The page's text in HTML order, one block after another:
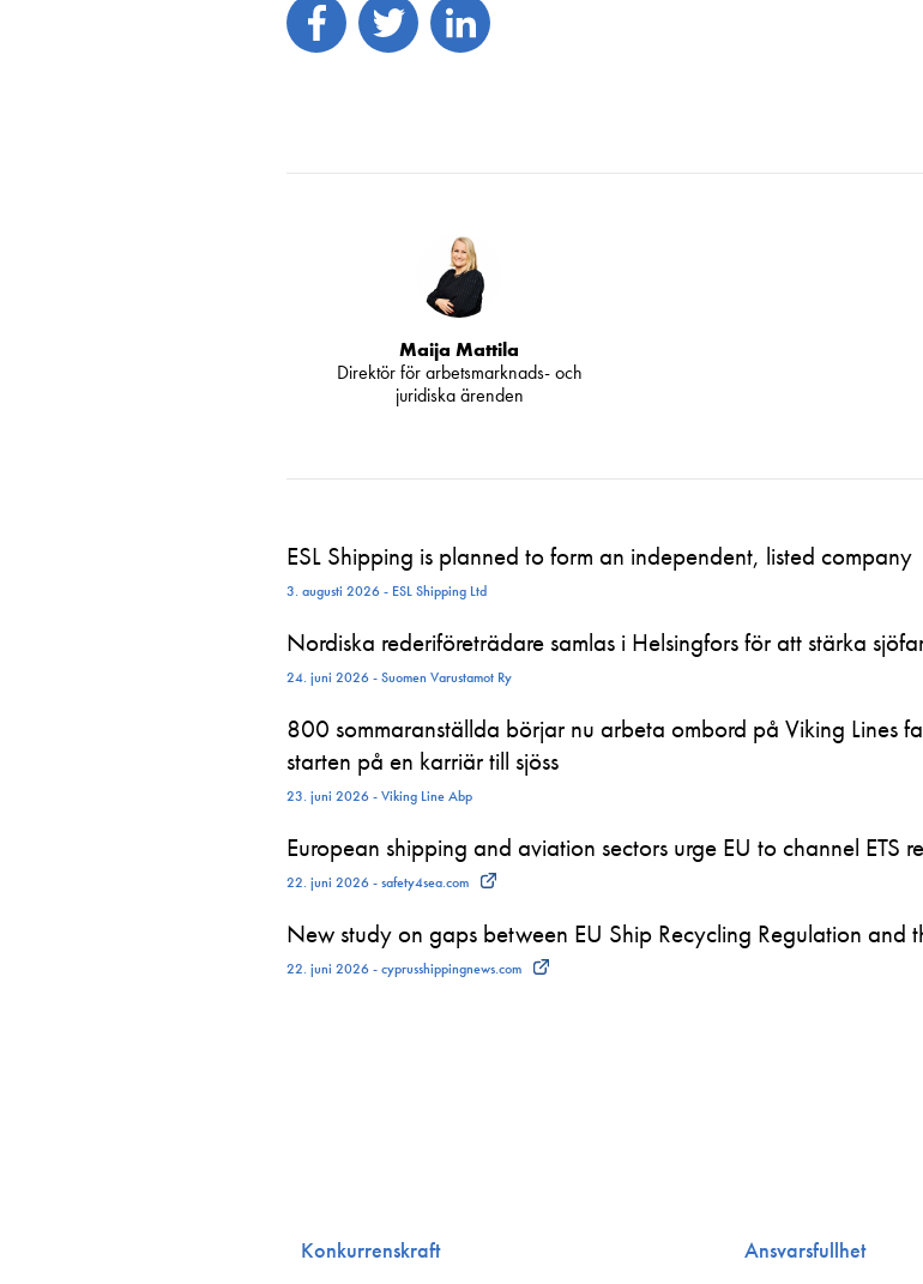
Maija Mattila
Direktör för arbetsmarknads- och
juridiska ärenden
ESL Shipping is planned to form an independent, listed company
3. augusti 2026 - ESL Shipping Ltd
Nordiska rederiföreträdare samlas i Helsingfors för att stärka
24. juni 2026 - Suomen Varustamot Ry
800 sommaranställda börjar nu arbeta ombord på Viking Lines
starten på en karriär till sjöss
23. juni 2026 - Viking Line Abp
European shipping and aviation sectors urge EU to channel ETS
22. juni 2026 - safety4sea.com
New study on gaps between EU Ship Recycling Regulation
22. juni 2026 - cyprusshippingnews.com
Konkurrenskraft Ansvarsfullhet